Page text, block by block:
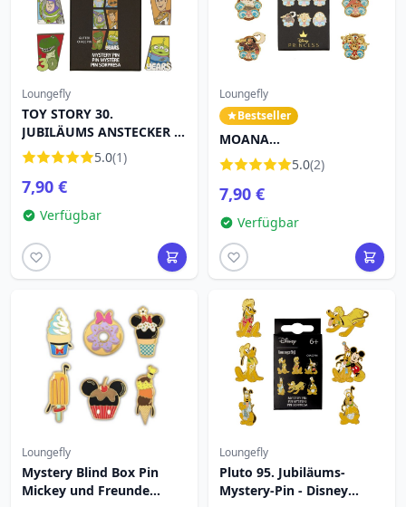
Loungefly
TOY STORY 30.
JUBILÄUMS ANSTECKER -
MYSTERY-BOX - DISNEY
LOUNGEFLY
5.0(1)
7,90 €
Verfügbar
Loungefly
Bestseller
MOANA
-Überraschungsbox-
Anstecker - DISNEY
LOUNGEFLY
5.0(2)
7,90 €
Verfügbar
Loungefly
Mystery Blind Box Pin
Mickey und Freunde
Loungefly
Pluto 95. Jubiläums-
Mystery-Pin - Disney